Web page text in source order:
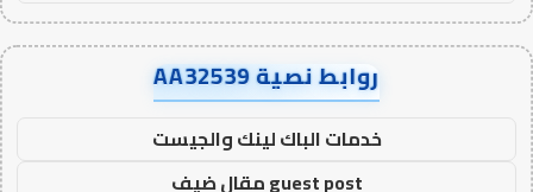
روابط نصية AA32539
خدمات الباك لينك والجيست
guest post مقال ضيف